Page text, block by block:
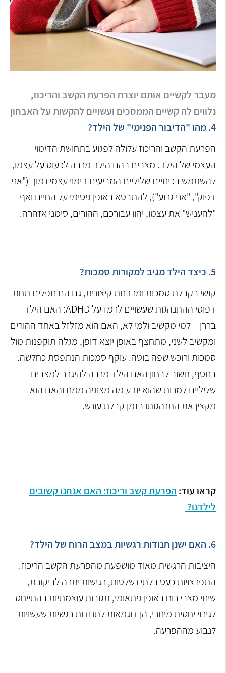
מעבר לקשיים אותם יוצרת הפרעת הקשב והריכוז,
נלווים לה קשיים הממסכים ועשויים להקשות על האבחון
4. מהו "הדיבור הפנימי" של הילד?
הפרעת הקשב והריכוז עלולה לפגוע בתחושת הדימוי
העצמי של הילד. מצבים בהם הילד מרבה לכעוס על עצמו,
להשתמש בכינויים שליליים המביעים דימוי עצמי נמוך ("אני
דפוק", "אני גרוע"), להתבטא באופן פסימי על החיים ואף
"להעניש" את עצמו, יהוו עבורכם, ההורים, סימני אזהרה.
5. כיצד הילד מגיב למקורות סמכות?
קושי בקבלת סמכות ומרדנות קיצונית, גם הם נופלים תחת
דפוסי ההתנהגות שעשויים לרמז על ADHD: האם הילד
בררן – למי מקשיב ולמי לא, האם הוא מזלזל באחד ההורים
ומקשיב לשני, מתחצף באופן יוצא דופן, מגלה תוקפנות מול
סמכות ורוכש שפה בוטה. עוקף סמכות הנתפסת כחלשה.
בנוסף, חשוב לבחון האם הילד מרבה להיגרר למצבים
שליליים למרות שהוא יודע מה מצופה ממנו והאם הוא
מקצין את התנהגותו בזמן קבלת עונש.
קראו עוד: הפרעת קשב וריכוז: האם אנחנו קשובים
לילדנו?
6. האם ישנן תנודות רגשיות במצב הרוח של הילד?
היציבות הרגשית מאוד מושפעת מהפרעת הקשב הריכוז.
התפרצויות כעס בלתי נשלטות, רגישות יתרה לביקורת,
שינוי מצבי רוח באופן פתאומי, תגובות עוצמתיות בהתייחס
לגירוי יחסית מינורי, הן דוגמאות לתנודות רגשיות שעשויות
לנבוע מההפרעה.